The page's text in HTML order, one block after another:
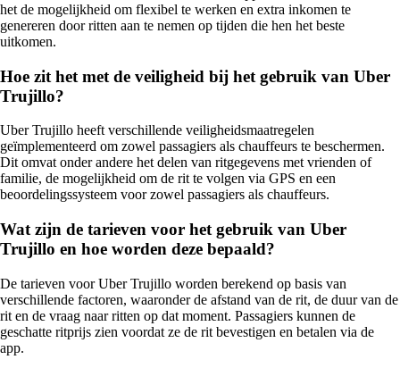
het de mogelijkheid om flexibel te werken en extra inkomen te
genereren door ritten aan te nemen op tijden die hen het beste
uitkomen.
Hoe zit het met de veiligheid bij het gebruik van Uber
Trujillo?
Uber Trujillo heeft verschillende veiligheidsmaatregelen
geïmplementeerd om zowel passagiers als chauffeurs te beschermen.
Dit omvat onder andere het delen van ritgegevens met vrienden of
familie, de mogelijkheid om de rit te volgen via GPS en een
beoordelingssysteem voor zowel passagiers als chauffeurs.
Wat zijn de tarieven voor het gebruik van Uber
Trujillo en hoe worden deze bepaald?
De tarieven voor Uber Trujillo worden berekend op basis van
verschillende factoren, waaronder de afstand van de rit, de duur van de
rit en de vraag naar ritten op dat moment. Passagiers kunnen de
geschatte ritprijs zien voordat ze de rit bevestigen en betalen via de
app.